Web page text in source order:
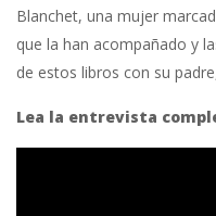
Blanchet, una mujer
que la han acompañado y
de estos libros con su
Lea la entrevista